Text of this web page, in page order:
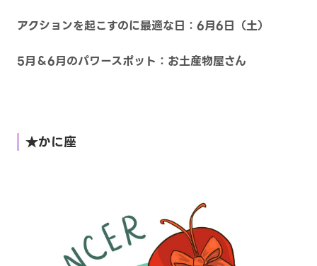
アクションを起こすのに最適な日：6月6日（土）
5月＆6月のパワースポット：お土産物屋さん
★かに座